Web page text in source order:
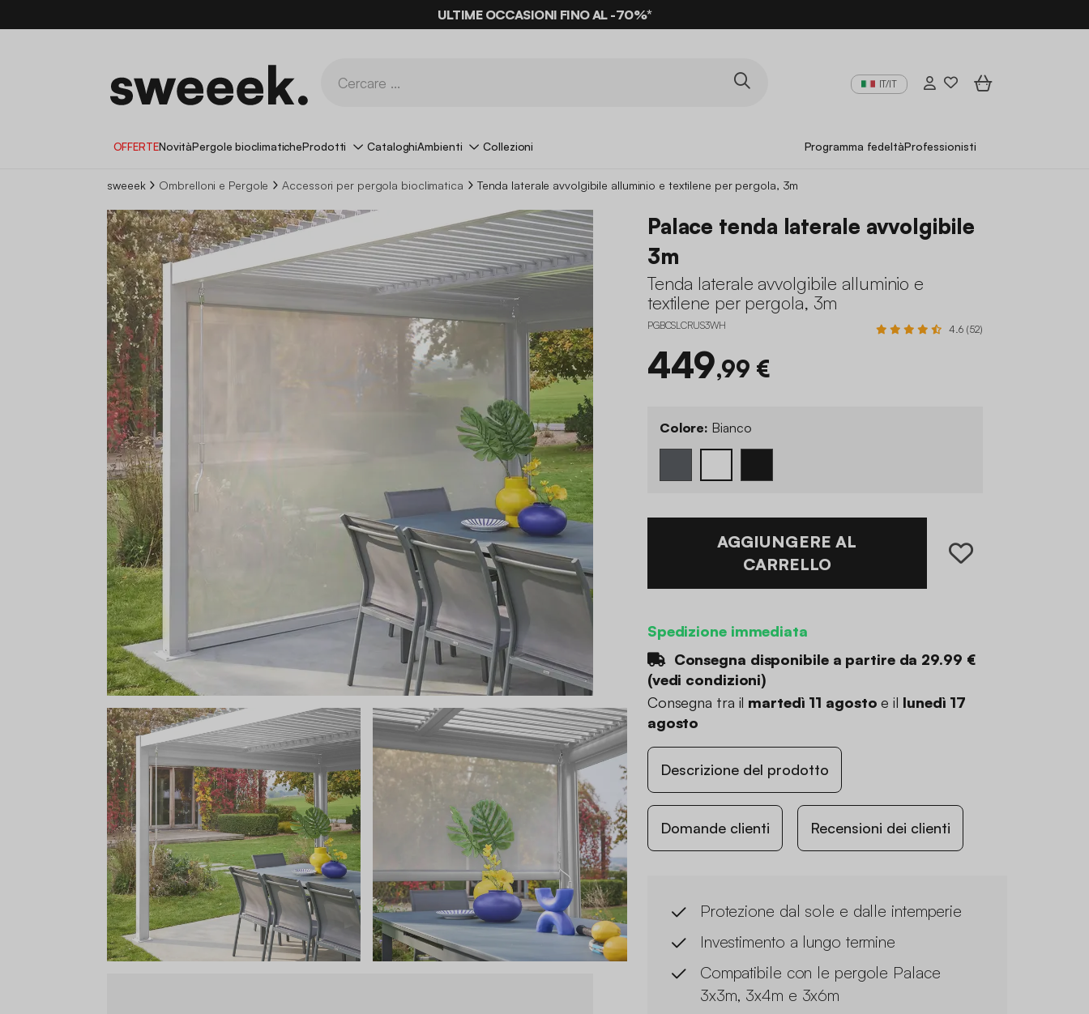
ULTIME OCCASIONI FINO AL -70%*
PAGA IN 3X SENZA INTERESSI
IT/IT
OFFERTENovitàPergole bioclimaticheProdotti CataloghiAmbienti Collezioni Programma fedeltàProfessionisti
sweeek Ombrelloni e Pergole Accessori per pergola bioclimatica Tenda laterale avvolgibile alluminio e textilene per pergola, 3m
Palace tenda laterale avvolgibile
3m
Tenda laterale avvolgibile alluminio e
textilene per pergola, 3m
PGBCSLCRUS3WH 4.6 (52)
449,99 €
Colore: Bianco
AGGIUNGERE AL
CARRELLO
Spedizione immediata
Consegna disponibile a partire da 29.99 €
(vedi condizioni)
Consegna tra il martedì 11 agosto e il lunedì 17
agosto
Descrizione del prodotto
Domande clienti Recensioni dei clienti
Protezione dal sole e dalle intemperie
Investimento a lungo termine
Compatibile con le pergole Palace
3x3m, 3x4m e 3x6m